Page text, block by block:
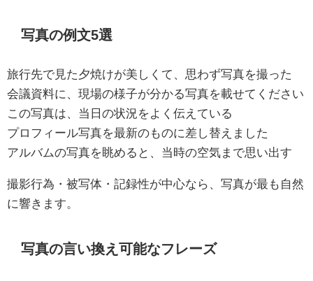
写真の例文5選
旅行先で見た夕焼けが美しくて、思わず写真を撮った
会議資料に、現場の様子が分かる写真を載せてください
この写真は、当日の状況をよく伝えている
プロフィール写真を最新のものに差し替えました
アルバムの写真を眺めると、当時の空気まで思い出す
撮影行為・被写体・記録性が中心なら、写真が最も自然
に響きます。
写真の言い換え可能なフレーズ